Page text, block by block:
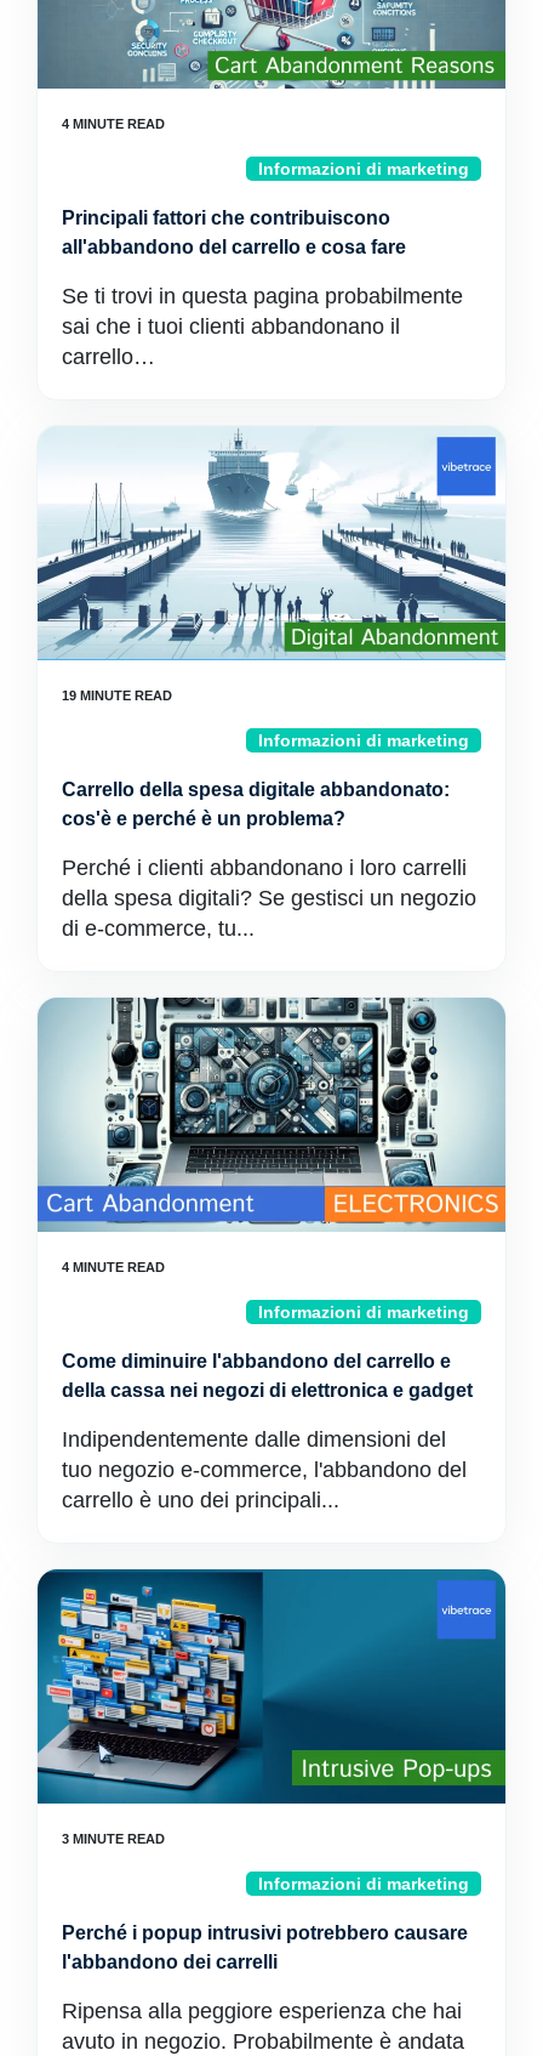
Informazioni di marketing
Principali fattori che contribuiscono
all'abbandono del carrello e cosa fare
Se ti trovi in questa pagina probabilmente
sai che i tuoi clienti abbandonano il
carrello…
Informazioni di marketing
Carrello della spesa digitale abbandonato:
cos'è e perché è un problema?
Perché i clienti abbandonano i loro carrelli
della spesa digitali? Se gestisci un negozio
di e-commerce, tu...
Informazioni di marketing
Come diminuire l'abbandono del carrello e
della cassa nei negozi di elettronica e gadget
Indipendentemente dalle dimensioni del
tuo negozio e-commerce, l'abbandono del
carrello è uno dei principali...
Informazioni di marketing
Perché i popup intrusivi potrebbero causare
l'abbandono dei carrelli
Ripensa alla peggiore esperienza che hai
avuto in negozio. Probabilmente è andata